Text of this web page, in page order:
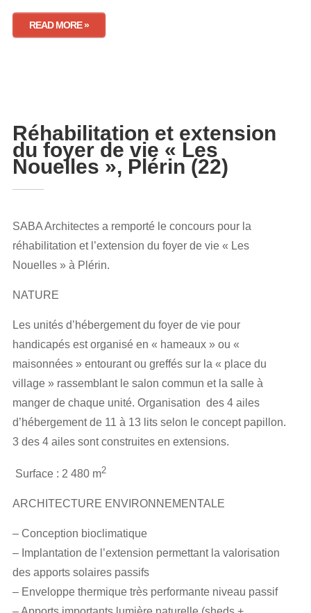
READ MORE »
Réhabilitation et extension
du foyer de vie « Les
Nouelles », Plérin (22)
SABA Architectes a remporté le concours pour la
réhabilitation et l’extension du foyer de vie « Les
Nouelles » à Plérin.
NATURE
Les unités d’hébergement du foyer de vie pour
handicapés est organisé en « hameaux » ou «
maisonnées » entourant ou greffés sur la « place du
village » rassemblant le salon commun et la salle à
manger de chaque unité. Organisation des 4 ailes
d’hébergement de 11 à 13 lits selon le concept papillon.
3 des 4 ailes sont construites en extensions.
Surface : 2 480 m2
ARCHITECTURE ENVIRONNEMENTALE
– Conception bioclimatique
– Implantation de l’extension permettant la valorisation
des apports solaires passifs
– Enveloppe thermique très performante niveau passif